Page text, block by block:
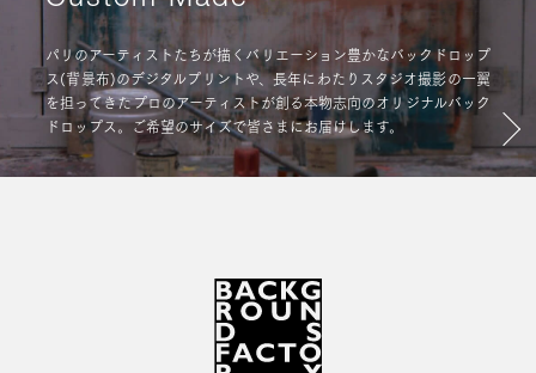
パリのアーティストたちが描くバリエーション豊かなバックドロップ
ス(背景布)のデジタルプリントや、長年にわたりスタジオ撮影の一翼
を担ってきたプロのアーティストが創る本物志向のオリジナルバック
ドロップス。ご希望のサイズで皆さまにお届けします。